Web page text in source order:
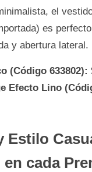
el
es
y abertura lateral.
(Código 633802):
Efecto Lino
Estilo
cada